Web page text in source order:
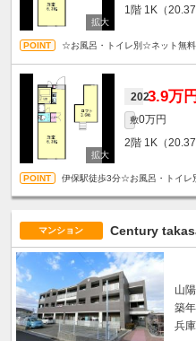
1階 1K（
☆お風呂・トイレ別☆ネット無
2023.9万円
敷0万円
2階 1K（
伊保駅徒歩3分☆お風呂・トイ
マンション Century
山
築
兵